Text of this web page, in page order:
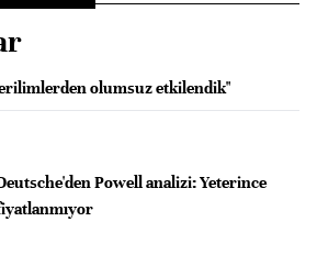
olumsuz etkilendik"
Powell analizi: Yeterince